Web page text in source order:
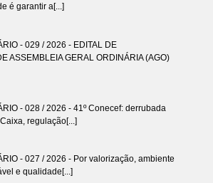
é garantir a[...]
- 029 / 2026 - EDITAL DE
ASSEMBLEIA GERAL ORDINÁRIA (AGO)
- 028 / 2026 - 41º Conecef: derrubada
regulação[...]
- 027 / 2026 - Por valorização, ambiente
e qualidade[...]